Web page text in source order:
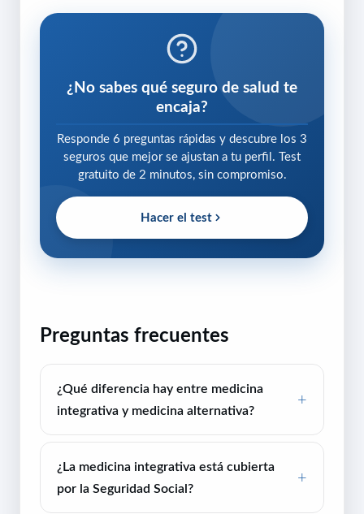
¿No sabes qué seguro de salud te
encaja?
Responde 6 preguntas rápidas y descubre los 3
seguros que mejor se ajustan a tu perfil. Test
gratuito de 2 minutos, sin compromiso.
Hacer el test
Preguntas frecuentes
¿Qué diferencia hay entre medicina
integrativa y medicina alternativa?
¿La medicina integrativa está cubierta
por la Seguridad Social?